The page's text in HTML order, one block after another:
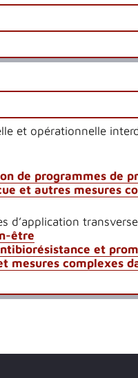
et opérationnelle
de programmes de
et autres mesures
d’application
être
et
mesures complexes